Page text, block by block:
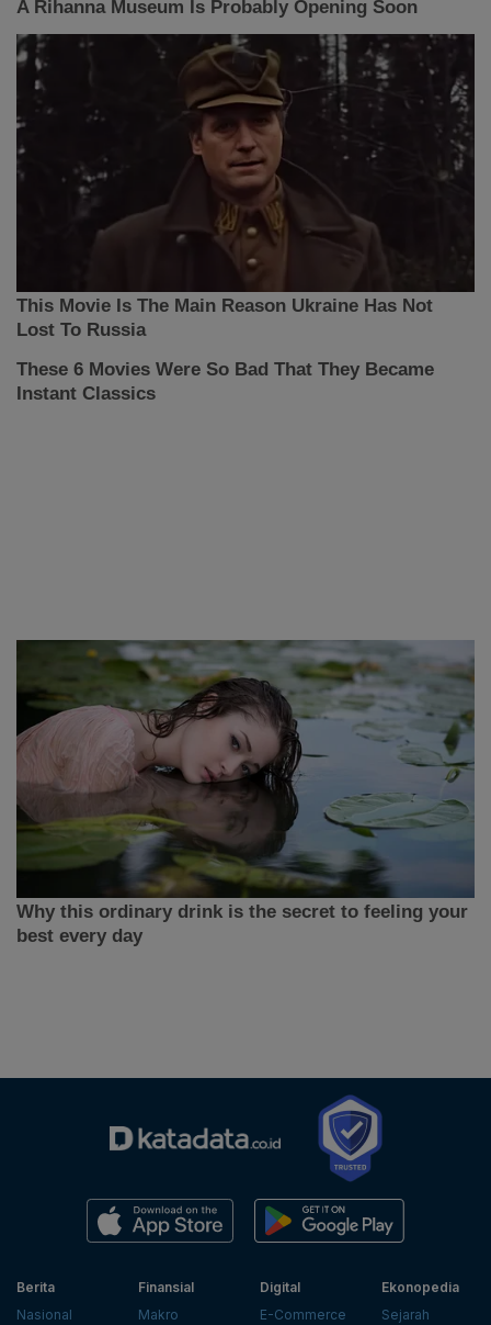
Berita
Nasional
Finansial
Makro
Digital
E-Commerce
Ekonopedia
Sejarah